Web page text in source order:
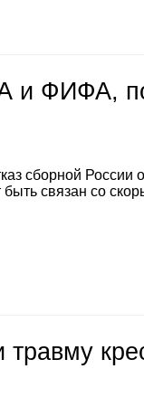
и ФИФА,
сборной России
связан со